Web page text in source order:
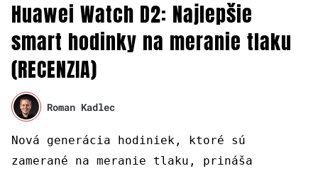
Huawei Watch D2: Najlepšie
smart hodinky na meranie tlaku
(RECENZIA)
Roman Kadlec
Nová generácia hodiniek, ktoré sú
zamerané na meranie tlaku, prináša